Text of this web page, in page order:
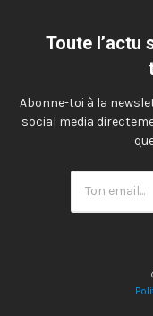
Toute l’actu
Abonne-toi à la
social media